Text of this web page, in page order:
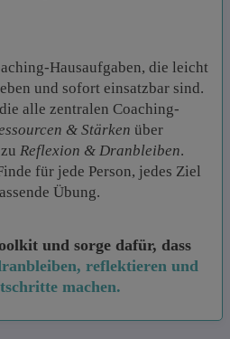
Hausaufgaben, die leicht
und sofort einsatzbar sind.
alle zentralen Coaching-
& Stärken über
Reflexion & Dranbleiben.
für jede Person, jedes Ziel
Übung.
und sorge dafür, dass
reflektieren und
machen.